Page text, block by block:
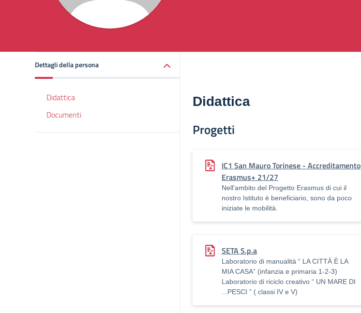
Dettagli della persona
Didattica
Documenti
Didattica
Progetti
IC1 San Mauro Torinese - Accreditamento
Erasmus+ 21/27
Nell'ambito del Progetto Erasmus di cui il
nostro Istituto è beneficiario, sono da poco
iniziate le mobilità.
SETA S.p.a
Laboratorio di manualità “ LA CITTÀ È LA
MIA CASA” (infanzia e primaria 1-2-3)
Laboratorio di riciclo creativo “ UN MARE DI
...PESCI ” ( classi IV e V)